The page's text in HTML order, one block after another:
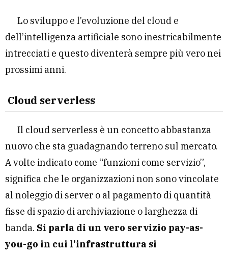
Lo sviluppo e l’evoluzione del cloud e
dell’intelligenza artificiale sono inestricabilmente
intrecciati e questo diventerà sempre più vero nei
prossimi anni.
Cloud serverless
Il cloud serverless è un concetto abbastanza
nuovo che sta guadagnando terreno sul mercato.
A volte indicato come “funzioni come servizio”,
significa che le organizzazioni non sono vincolate
al noleggio di server o al pagamento di quantità
fisse di spazio di archiviazione o larghezza di
banda. Si parla di un vero servizio pay-as-
you-go in cui l’infrastruttura si